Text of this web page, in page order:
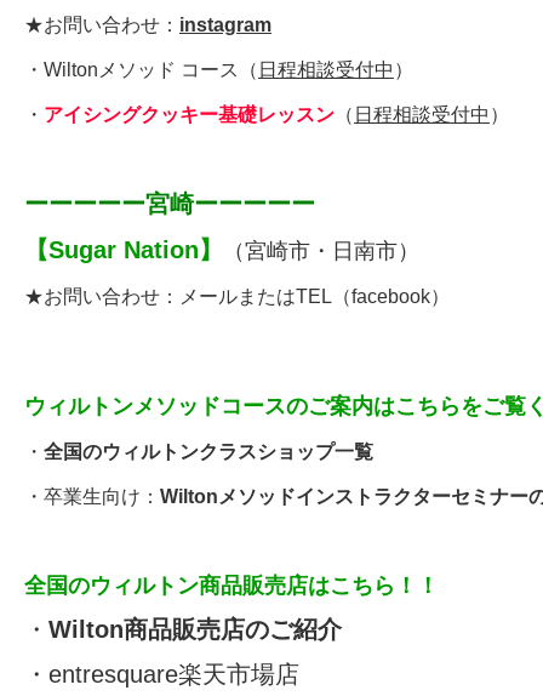
★お問い合わせ： instagram
・ Wiltonメソッド コース （ 日程相談受付中 ）
・ アイシングクッキー基礎レッスン （ 日程相談受付中 ）
ーーーーー宮崎ーーーーー
【Sugar Nation】 （宮崎市・日南市）
★お問い合わせ： メールまたはTEL （facebook）
ウィルトンメソッドコースのご案内はこちらをご覧
・ 全国のウィルトンクラスショップ一覧
・卒業生向け： Wiltonメソッドインストラクターセミナー
全国のウィルトン商品販売店はこちら！！
・ Wilton商品販売店のご紹介
・ entresquare楽天市場店